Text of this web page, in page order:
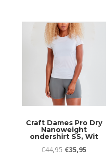
Craft Dames Pro Dry
Nanoweight
ondershirt SS, Wit
€44,95 Oorspronkelijke
€35,95